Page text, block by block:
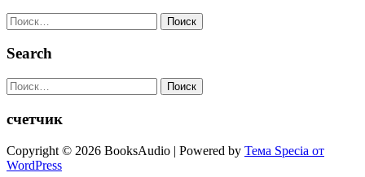
Найти:
Search
Найти:
счетчик
Copyright © 2026 BooksAudio | Powered by Тема Specia от
WordPress